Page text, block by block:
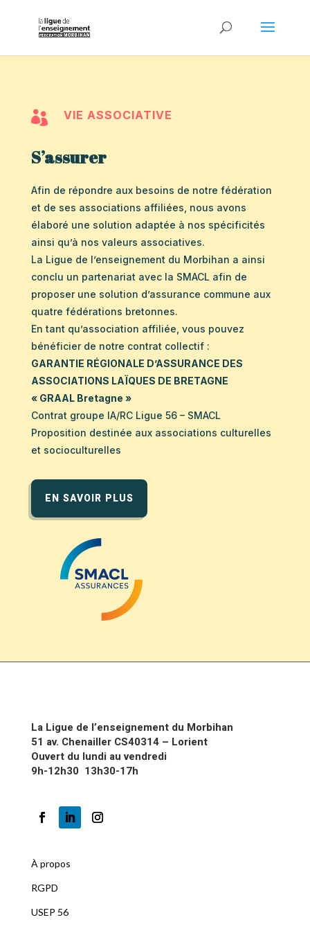
 VIE ASSOCIATIVE
S’assurer
Afin de répondre aux besoins de notre fédération
et de ses associations affiliées, nous avons
élaboré une solution adaptée à nos spécificités
ainsi qu’à nos valeurs associatives.
La Ligue de l’enseignement du Morbihan a ainsi
conclu un partenariat avec la SMACL afin de
proposer une solution d’assurance commune aux
quatre fédérations bretonnes.
En tant qu’association affiliée, vous pouvez
bénéficier de notre contrat collectif :
GARANTIE RÉGIONALE D’ASSURANCE DES
ASSOCIATIONS LAÏQUES DE BRETAGNE
« GRAAL Bretagne »
Contrat groupe IA/RC Ligue 56 – SMACL
Proposition destinée aux associations culturelles
et socioculturelles
EN SAVOIR PLUS
La Ligue de l’enseignement du Morbihan
51 av. Chenailler CS40314 – Lorient
Ouvert du lundi au vendredi
9h-12h30 13h30-17h
À propos
RGPD
USEP 56